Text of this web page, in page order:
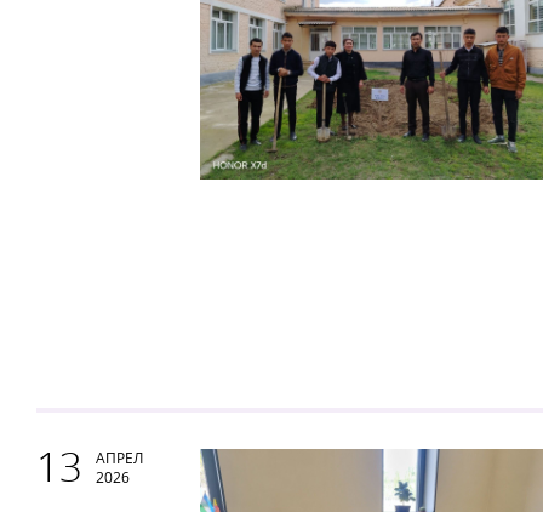
13
АПРЕЛ
2026